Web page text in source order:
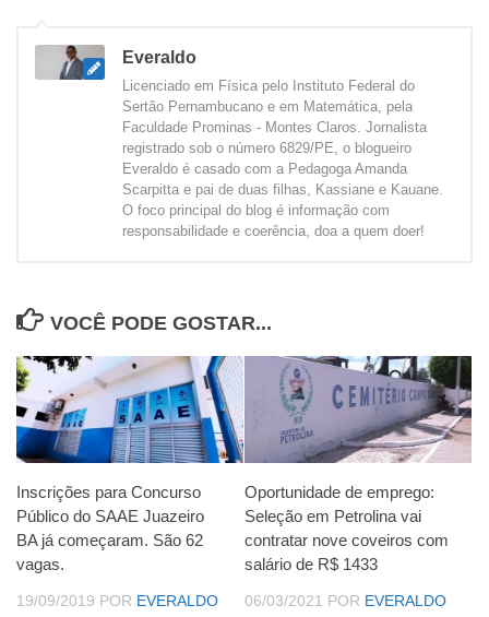
Everaldo
Licenciado em Física pelo Instituto Federal do
Sertão Pernambucano e em Matemática, pela
Faculdade Prominas - Montes Claros. Jornalista
registrado sob o número 6829/PE, o blogueiro
Everaldo é casado com a Pedagoga Amanda
Scarpitta e pai de duas filhas, Kassiane e Kauane.
O foco principal do blog é informação com
responsabilidade e coerência, doa a quem doer!
VOCÊ PODE GOSTAR...
Inscrições para Concurso
Público do SAAE Juazeiro
BA já começaram. São 62
vagas.
19/09/2019 POR EVERALDO
Oportunidade de emprego:
Seleção em Petrolina vai
contratar nove coveiros com
salário de R$ 1433
06/03/2021 POR EVERALDO